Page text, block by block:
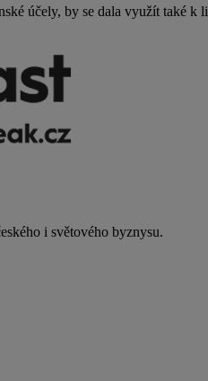
účely, by se dala využít také
i světového byznysu.